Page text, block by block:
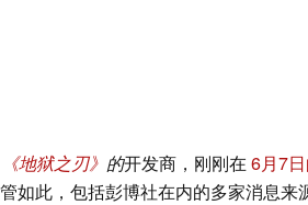
《地狱之刃》 的开发商，刚刚在 6月7
如此，包括彭博社在内的多家消息